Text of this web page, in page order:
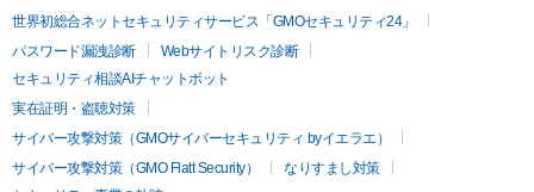
世界初総合ネットセキュリティサービス「GMOセキュリティ24」
パスワード漏洩診断
Webサイトリスク診断
セキュリティ相談AIチャットボット
実在証明・盗聴対策
サイバー攻撃対策（GMOサイバーセキュリティ byイエラエ）
サイバー攻撃対策（GMO Flatt Security）
なりすまし対策